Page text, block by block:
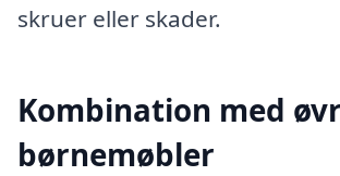
skruer eller skader.
Kombination med
børnemøbler